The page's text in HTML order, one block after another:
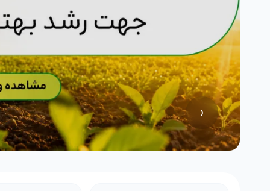
کود خانگی
ضدعفونی کننده ها
کود NPK
بذرمال
چمن
گیاهان علوفه ای
پیاز و غده
گیاهان داروئی
بذر درخت
لوازم مرتبط با کشاورزی
گلدان و آبپاش
‹